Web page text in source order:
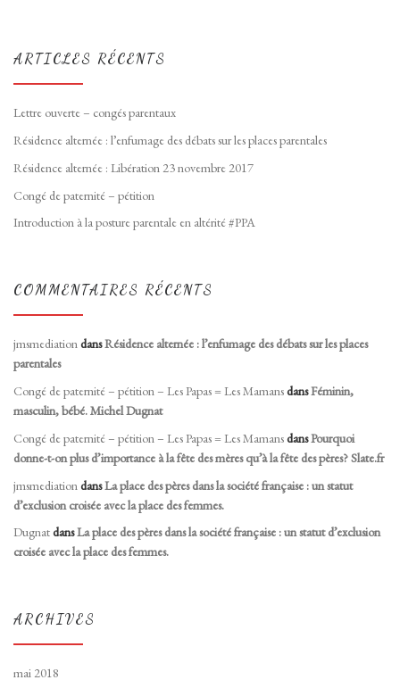
ARTICLES RÉCENTS
Lettre ouverte – congés parentaux
Résidence alternée : l’enfumage des débats sur les places parentales
Résidence alternée : Libération 23 novembre 2017
Congé de paternité – pétition
Introduction à la posture parentale en altérité #PPA
COMMENTAIRES RÉCENTS
jmsmediationdansRésidence alternée : l’enfumage des débats sur les places
parentales
Congé de paternité – pétition – Les Papas = Les MamansdansFéminin,
masculin, bébé. Michel Dugnat
Congé de paternité – pétition – Les Papas = Les MamansdansPourquoi
donne-t-on plus d’importance à la fête des mères qu’à la fête des pères? Slate.fr
jmsmediation dansLa place des pères dans la société française : un statut
d’exclusion croisée avec la place des femmes.
DugnatdansLa place des pères dans la société française : un statut d’exclusion
croisée avec la place des femmes.
ARCHIVES
mai 2018